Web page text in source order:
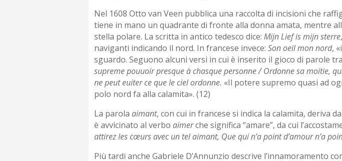
Nel 1608 Otto van Veen pubblica una raccolta di incisioni che
tiene in mano un quadrante di fronte alla donna amata, mentre
stella polare. La scritta in antico tedesco dice: Mijn Lief is mijn sterre
naviganti indicando il nord. In francese invece: Son oeil mon nord,
sguardo. Seguono alcuni versi in cui è inserito il gioco di parole tra
supreme pouuoir presque à chasque personne / Ordonne sa moitie,
ne peut euiter ce que le ciel ordonne. «Il potere supremo quasi ad
polo nord fa alla calamita». (12)
La parola aimant, con cui in francese si indica la calamita, deriva
è avvicinato al verbo aimerche significa “amare”, da cui
attirez les cœurs avec un tel aimant, Que qui n’a point d’amour n’a
Più tardi anche Gabriele D’Annunzio descrive l’innamoramento